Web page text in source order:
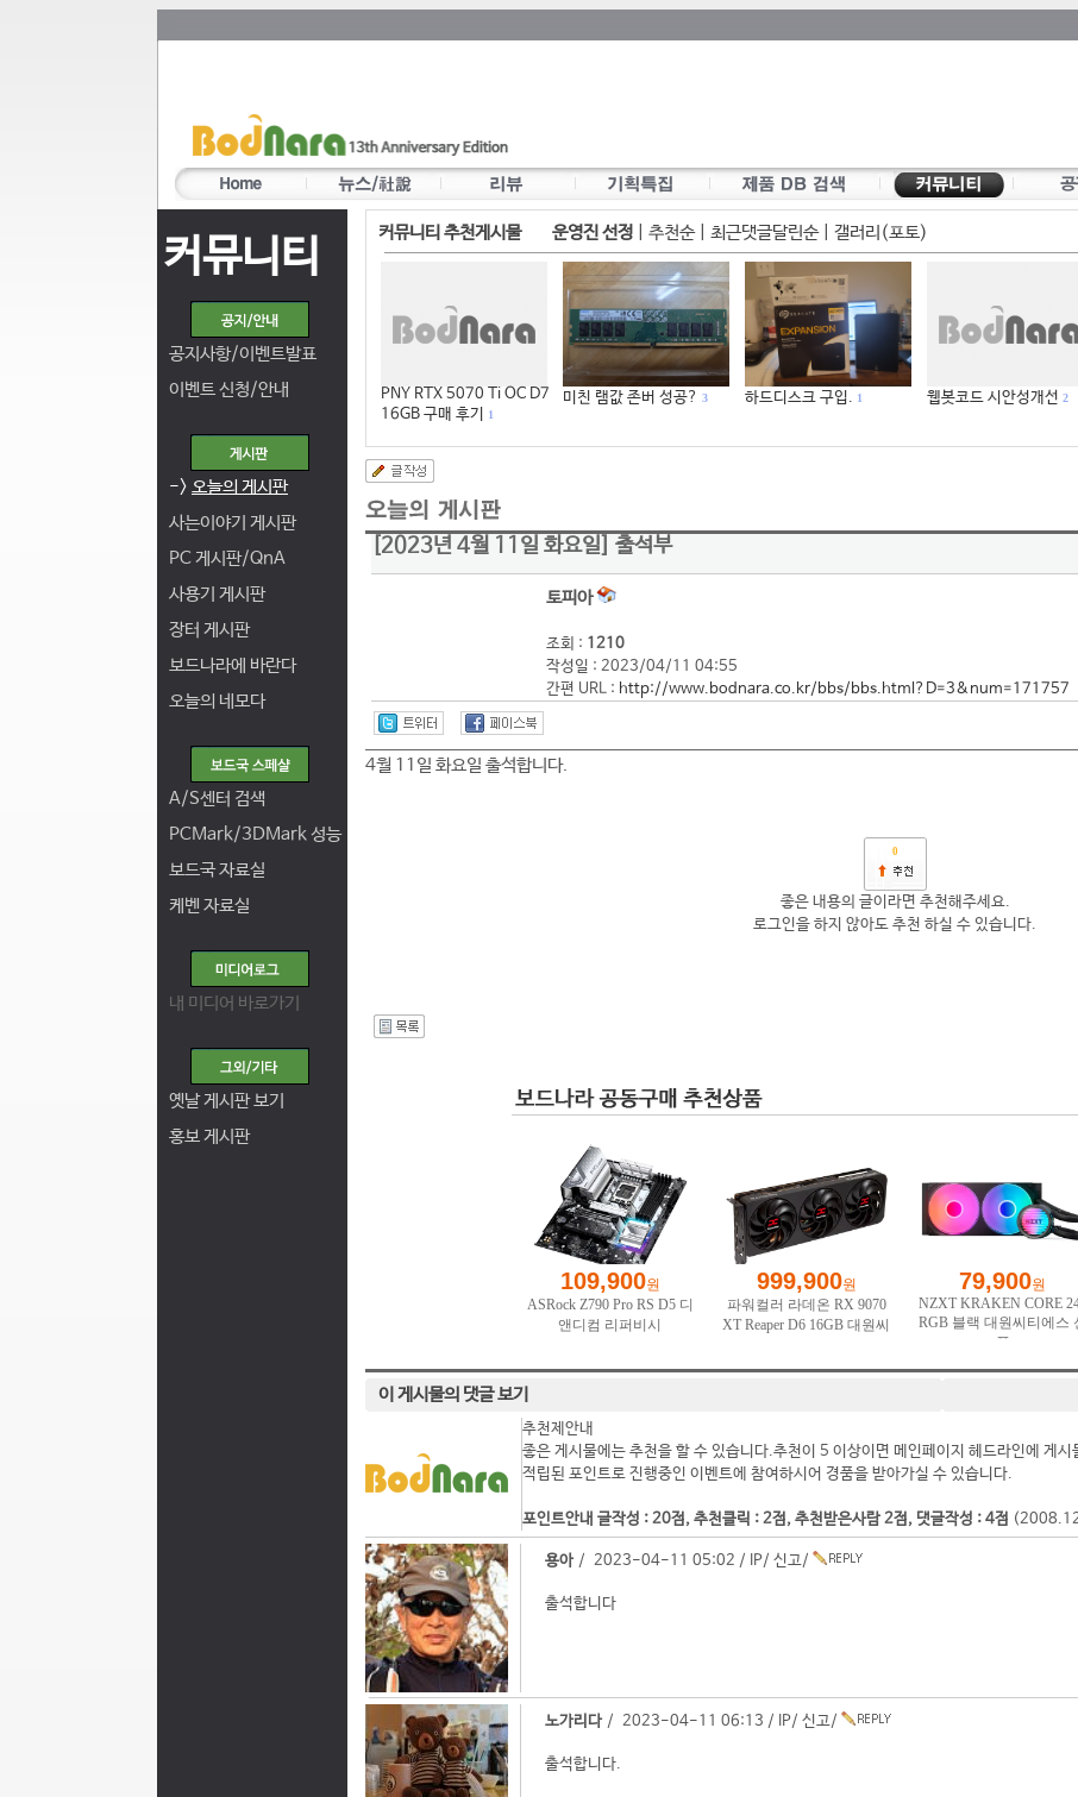
커뮤니티
공지사항/이벤트발표
이벤트 신청/안내
-> 오늘의 게시판
사는이야기 게시판
PC 게시판/QnA
사용기 게시판
장터 게시판
보드나라에 바란다
오늘의 네모다
A/S센터 검색
PCMark/3DMark 성능
보드국 자료실
케벤 자료실
내 미디어 바로가기
옛날 게시판 보기
홍보 게시판
커뮤니티 추천게시물 운영진 선정 추천순| 최근댓글달린순| 갤러리(포토)
PNY RTX 5070 Ti OC D7
16GB 구매 후기
1
미친 램값 존버 성공? 3 하드디스크 구입. 1 웹봇코드 시안성개선 2
[2023년 4월 11일 화요일] 출석부
토피아
조회 : 1210
작성일 : 2023/04/11 04:55
간편 URL : http://www.bodnara.co.kr/bbs/bbs.html?D=3&num=171757
4월 11일 화요일 출석합니다.
0
좋은 내용의 글이라면 추천해주세요.
로그인을 하지 않아도 추천 하실 수 있습니다.
이 게시물의 댓글 보기
추천제안내
좋은 게시물에는 추천을 할 수 있습니다.추천이 5 이상이면 메인페이지 헤드라인에 게시
적립된 포인트로 진행중인 이벤트에 참여하시어 경품을 받아가실 수 있습니다.
포인트안내 글작성 : 20점, 추천클릭 : 2점, 추천받은사람 2점, 댓글작성 : 4점
용아 / 2023-04-11 05:02 / IP/ 신고/
출석합니다
노가리다 / 2023-04-11 06:13 / IP/ 신고/
출석합니다.